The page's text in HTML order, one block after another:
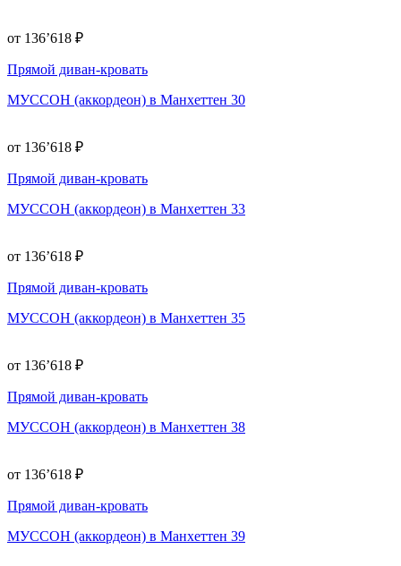
от 136’618 ₽
Прямой диван-кровать
МУССОН (аккордеон) в Манхеттен 30
от 136’618 ₽
Прямой диван-кровать
МУССОН (аккордеон) в Манхеттен 33
от 136’618 ₽
Прямой диван-кровать
МУССОН (аккордеон) в Манхеттен 35
от 136’618 ₽
Прямой диван-кровать
МУССОН (аккордеон) в Манхеттен 38
от 136’618 ₽
Прямой диван-кровать
МУССОН (аккордеон) в Манхеттен 39